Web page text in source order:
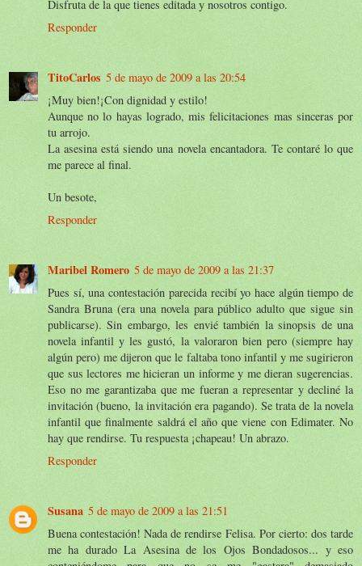
Disfruta de la que tienes editada y nosotros contigo.
Responder
TitoCarlos 5 de mayo de 2009 a las 20:54
¡Muy bien!¡Con dignidad y estilo!
Aunque no lo hayas logrado, mis felicitaciones mas sinceras por
tu arrojo.
La asesina está siendo una novela encantadora. Te contaré lo que
me parece al final.
Un besote,
Responder
Maribel Romero 5 de mayo de 2009 a las 21:37
Pues sí, una contestación parecida recibí yo hace algún tiempo de
Sandra Bruna (era una novela para público adulto que sigue sin
publicarse). Sin embargo, les envié también la sinopsis de una
novela infantil y les gustó, la valoraron bien pero (siempre hay
algún pero) me dijeron que le faltaba tono infantil y me sugirieron
que sus lectores me hicieran un informe y me dieran sugerencias.
Eso no me garantizaba que me fueran a representar y decliné la
invitación (bueno, la invitación era pagando). Se trata de la novela
infantil que finalmente saldrá el año que viene con Edimater. No
hay que rendirse. Tu respuesta ¡chapeau! Un abrazo.
Responder
Susana 5 de mayo de 2009 a las 21:51
Buena contestación! Nada de rendirse Felisa. Por cierto: dos tarde
me ha durado La Asesina de los Ojos Bondadosos... y eso